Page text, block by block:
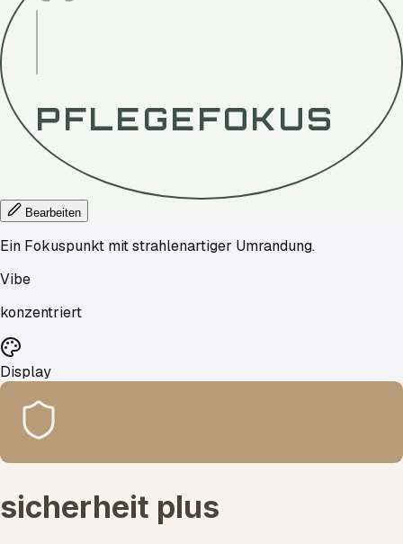
PFLEGEFOKUS
Bearbeiten
Ein Fokuspunkt mit strahlenartiger Umrandung.
Vibe
konzentriert
Display
sicherheit plus